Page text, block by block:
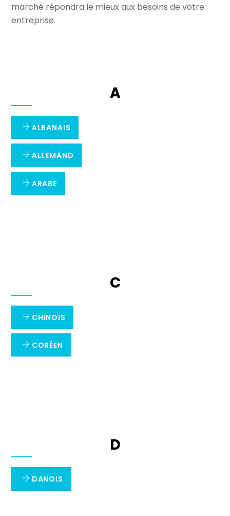
marché répondra le mieux aux besoins de votre
entreprise.
A
ALBANAIS
ALLEMAND
ARABE
C
CHINOIS
CORÉEN
D
DANOIS